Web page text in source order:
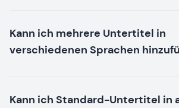
Kann ich mehrere Untertitel in
verschiedenen Sprachen
Kann ich Standard-Untertitel in